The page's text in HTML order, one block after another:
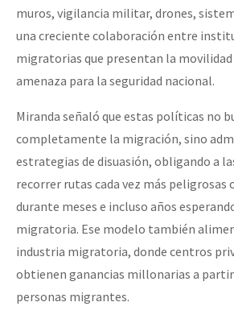
muros, vigilancia militar, drones,
una creciente colaboración entre
migratorias que presentan la
amenaza para la seguridad nacional.
Miranda señaló que estas políticas no
completamente la migración, sino
estrategias de disuasión, obligando a
recorrer rutas cada vez más peligrosas
durante meses e incluso años
migratoria. Ese modelo también
industria migratoria, donde centros
obtienen ganancias millonarias a
personas migrantes.